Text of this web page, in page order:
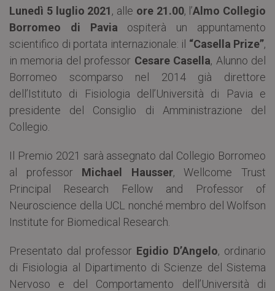
Lunedì 5 luglio 2021, alle ore 21.00, l’Almo Collegio
Borromeo di Pavia ospiterà un appuntamento
scientifico di portata internazionale: il “Casella Prize”,
in memoria del professor Cesare Casella, Alunno del
Borromeo scomparso nel 2014 già direttore
dell’Istituto di Fisiologia dell’Università di Pavia e
presidente del Consiglio di Amministrazione del
Collegio.
Il Premio 2021 sarà assegnato dal Collegio Borromeo
al professor Michael Hausser, Wellcome Trust
Principal Research Fellow and Professor of
Neuroscience della UCL nonché membro del Wolfson
Institute for Biomedical Research.
Presentato dal professor Egidio D’Angelo, ordinario
di Fisiologia al Dipartimento di Scienze del Sistema
Nervoso e del Comportamento dell’Università di